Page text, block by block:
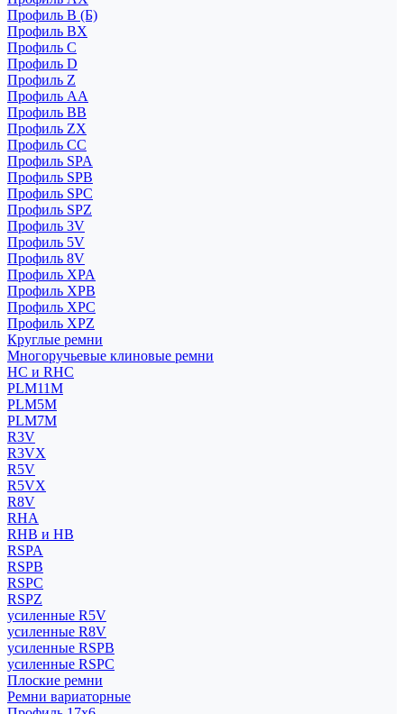
Профиль B (Б)
Профиль BX
Профиль C
Профиль D
Профиль Z
Профиль АА
Профиль BB
Профиль ZX
Профиль CC
Профиль SPA
Профиль SPB
Профиль SPC
Профиль SPZ
Профиль 3V
Профиль 5V
Профиль 8V
Профиль XPA
Профиль XPB
Профиль XPC
Профиль XPZ
Круглые ремни
Многоручьевые клиновые ремни
HC и RHC
PLM11M
PLM5M
PLM7M
R3V
R3VX
R5V
R5VX
R8V
RHA
RHB и HB
RSPA
RSPB
RSPC
RSPZ
усиленные R5V
усиленные R8V
усиленные RSPB
усиленные RSPC
Плоские ремни
Ремни вариаторные